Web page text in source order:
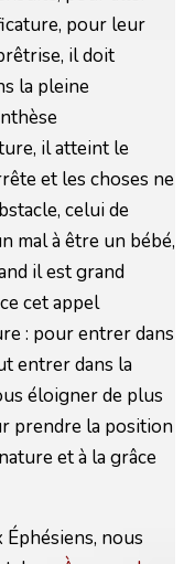
pour leur
il doit
la pleine
il atteint le
et les choses ne
celui de
mal à être un bébé,
il est grand
cet appel
: pour entrer dans
entrer dans la
éloigner de plus
prendre la position
et à la grâce
nous